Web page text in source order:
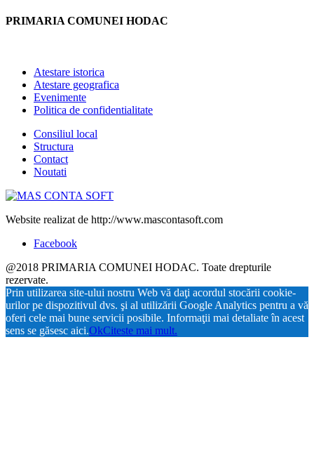
PRIMARIA COMUNEI HODAC
Atestare istorica
Atestare geografica
Evenimente
Politica de confidentialitate
Consiliul local
Structura
Contact
Noutati
Website realizat de http://www.mascontasoft.com
Facebook
@2018 PRIMARIA COMUNEI HODAC. Toate drepturile
rezervate.
Prin utilizarea site-ului nostru Web vă daţi acordul stocării cookie-
urilor pe dispozitivul dvs. şi al utilizării Google Analytics pentru a vă
oferi cele mai bune servicii posibile. Informaţii mai detaliate în acest
sens se găsesc aici.OkCiteste mai mult.